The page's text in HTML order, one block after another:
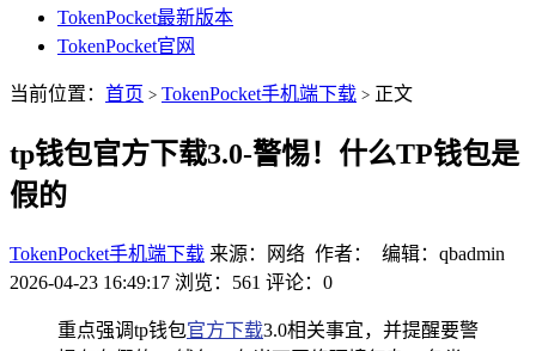
TokenPocket最新版本
TokenPocket官网
当前位置： 首页 > TokenPocket手机端下载 > 正文
tp钱包官方下载3.0-警惕！什么TP钱包是
假的
TokenPocket手机端下载 来源：网络 作者： 编辑：qbadmin
2026-04-23 16:49:17 浏览：561 评论：0
重点强调tp钱包官方下载3.0相关事宜，并提醒要警